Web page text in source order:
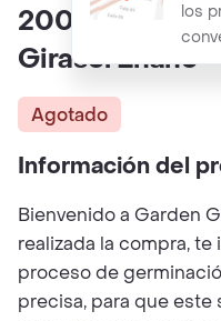
los
200 Semillas
Girasol Enano
Agotado
Información del
Bienvenido a Garden
realizada la compra,
proceso de
precisa, para que este